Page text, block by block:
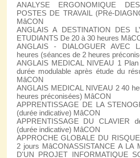
ANALYSE ERGONOMIQUE
POSTES DE TRAVAIL (PRé-
MâCON
ANGLAIS A DESTINATION DES
ETUDIANTS De 20 à 30 heures
ANGLAIS - DIALOGUER AVEC
heures (séances de 2 heures
ANGLAIS MEDICAL NIVEAU 1
durée modulable après étude du
MâCON
ANGLAIS MEDICAL NIVEAU 2 40
heures préconisées) MâCON
APPRENTISSAGE DE LA
(durée indicative) MâCON
APPRENTISSAGE DU CLAVIER
(durée indicative) MâCON
APPROCHE GLOBALE DU
2 jours MâCONASSISTANCE A LA
D'UN PROJET INFORMATIQUE